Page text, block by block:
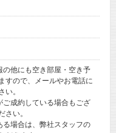
他にも空き部屋・空き予
すので、メールやお電話に
。
成約している場合もござ
さい。
場合は、弊社スタッフの